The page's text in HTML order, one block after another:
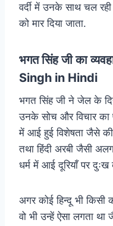
वर्दी में उनके साथ चल रही
को मार दिया जाता.
भगत सिंह जी का
Singh in Hindi
भगत सिंह जी ने जेल के
उनके सोच और विचार
में आई हुई विशेषता जैसे
तथा हिंदी अरबी जैसी
धर्म में आई दूरियाँ पर दुःख
अगर कोई हिन्दू भी किसी
वो भी उन्हें ऐसा लगता